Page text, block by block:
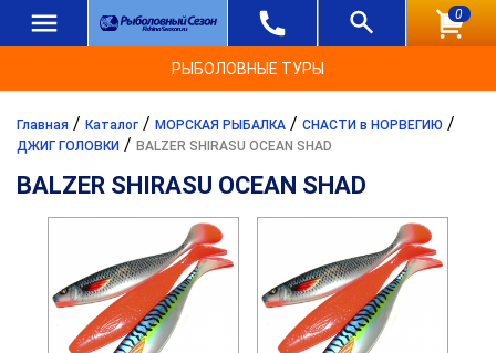
0
РЫБОЛОВНЫЕ ТУРЫ
Главная / Каталог / МОРСКАЯ РЫБАЛКА / СНАСТИ в НОРВЕГИЮ /
ДЖИГ ГОЛОВКИ / BALZER SHIRASU OCEAN SHAD
BALZER SHIRASU OCEAN SHAD